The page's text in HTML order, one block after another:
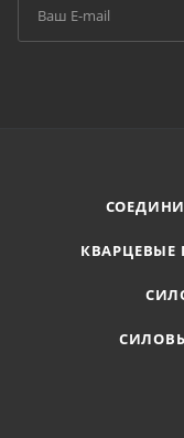
КВАРЦЕВЫЕ